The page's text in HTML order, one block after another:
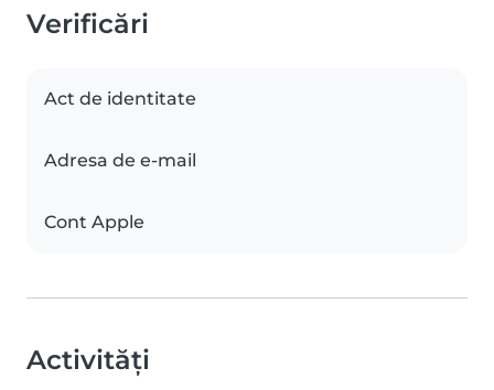
Verificări
Act de identitate
Adresa de e-mail
Cont Apple
Activități